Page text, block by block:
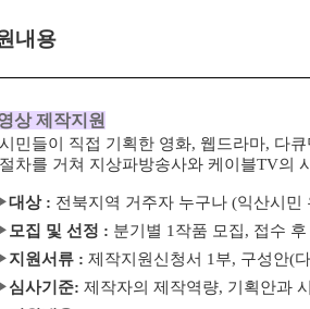
내용
상 제작지원
민들이 직접 기획한 영화, 웹드라마, 다
차를 거쳐 지상파방송사와 케이블TV의
대상 : 전북지역 거주자 누구나 (익산시민
모집 및 선정 : 분기별 1 작품 모집, 접수
지원서류 : 제작지원신청서 1 부, 구성안(
심사기준: 제작자의 제작역량, 기획안과